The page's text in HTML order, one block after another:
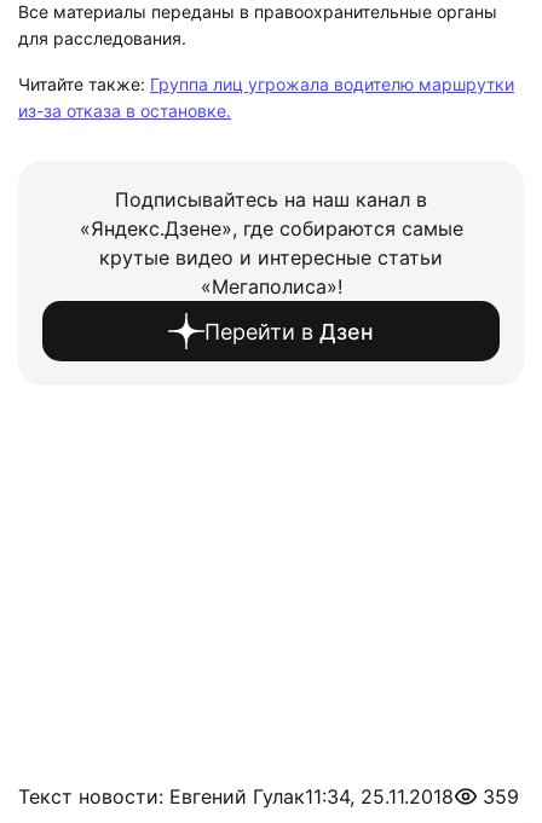
Все материалы переданы в правоохранительные органы
для расследования.
Читайте также: Группа лиц угрожала водителю маршрутки
из-за отказа в остановке.
Подписывайтесь на наш канал в
«Яндекс.Дзене», где собираются самые
крутые видео и интересные статьи
«Мегаполиса»!
Перейти в Дзен
Текст новости: Евгений Гулак11:34, 25.11.2018 359